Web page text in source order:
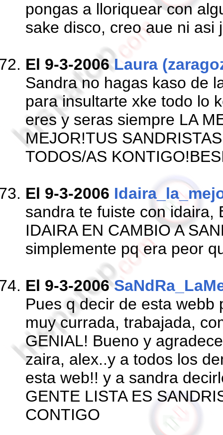
pongas a lloriquear con
sake disco, creo aue ni asi
El 9-3-2006Laura
Sandra no hagas kaso de
para insultarte xke todo lo
eres y seras siempre LA
MEJOR!TUS
TODOS/AS
El 9-3-2006
sandra te fuiste con idaira,
IDAIRA EN CAMBIO A
simplemente pq era peor
El 9-3-2006
Pues q decir de esta webb
muy currada, trabajada,
GENIAL! Bueno y
zaira, alex..y a todos los
esta web!! y a sandra
GENTE LISTA ES
CONTIGO